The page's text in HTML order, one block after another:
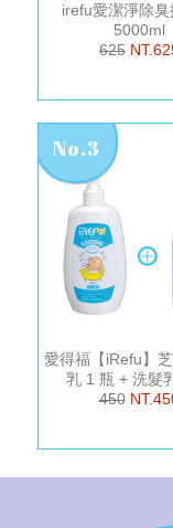
irefu愛潔淨除臭
5000ml
625
No.3
愛得福【iRefu】
乳 1 瓶 + 洗髮
450